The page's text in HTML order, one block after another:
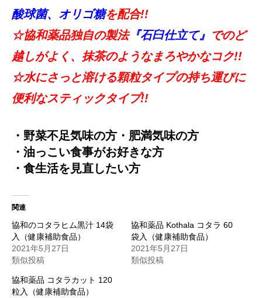
酸球菌、オリゴ糖を配合!!
☆協和薬品独自の製法『石臼仕立て』 でのど
越しがよく、抹茶のようなまろやかなコク!!
☆水にさっと溶ける顆粒タイプの持ち運びに
便利なスティックタイプ!!
・野菜不足気味の方 ・肥満気味の方
・油っこい食事がお好きな方
・食生活を見直したい方
関連
協和のコタラヒム黒汁 14袋
入（健康補助食品）
2021年5月27日
類似投稿
協和薬品 Kothala コタラ 60
袋入（健康補助食品）
2021年5月27日
類似投稿
協和薬品 コタラカット 120
粒入（健康補助食品）